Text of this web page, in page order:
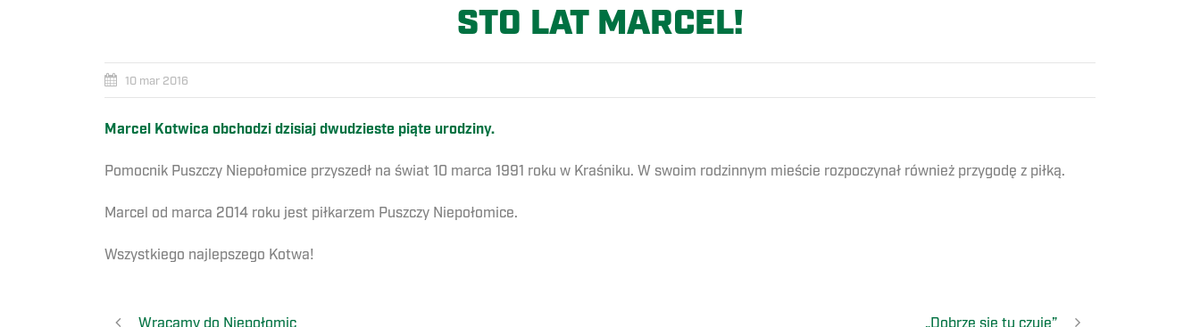
STO LAT MARCEL!
10 mar 2016
Marcel Kotwica obchodzi dzisiaj dwudzieste piąte urodziny.
Pomocnik Puszczy Niepołomice przyszedł na świat 10 marca 1991 roku w Kraśniku. W swoim rodzinnym mieście rozpoczynał również przygodę z piłką.
Marcel od marca 2014 roku jest piłkarzem Puszczy Niepołomice.
Wszystkiego najlepszego Kotwa!